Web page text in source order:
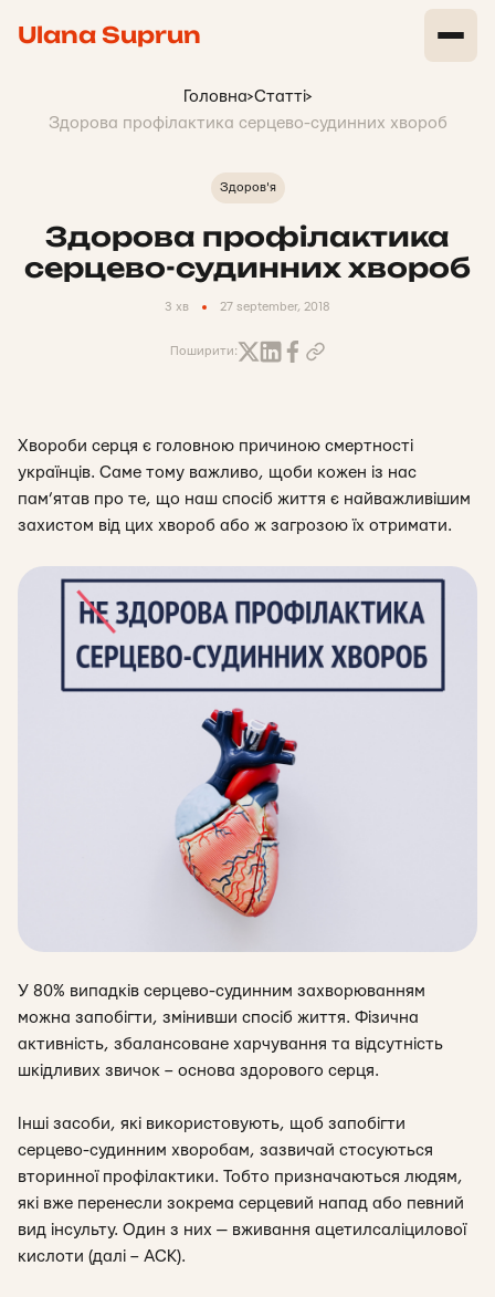
Ulana Suprun
Головна>Статті>
Здорова профілактика серцево-судинних хвороб
Здоров'я
Здорова профілактика
серцево-судинних хвороб
3 хв 27 september, 2018
Поширити:
Хвороби серця є головною причиною смертності
українців. Саме тому важливо, щоби кожен із нас
пам’ятав про те, що наш спосіб життя є найважливішим
захистом від цих хвороб або ж загрозою їх отримати.
У 80% випадків серцево-судинним захворюванням
можна запобігти, змінивши спосіб життя. Фізична
активність, збалансоване харчування та відсутність
шкідливих звичок – основа здорового серця.
Інші засоби, які використовують, щоб запобігти
серцево-судинним хворобам, зазвичай стосуються
вторинної профілактики. Тобто призначаються людям,
які вже перенесли зокрема серцевий напад або певний
вид інсульту. Один з них — вживання ацетилсаліцилової
кислоти (далі – АСК).